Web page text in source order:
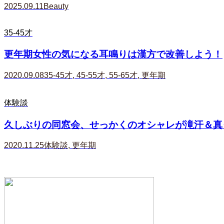
2025.09.11Beauty
35-45才
更年期女性の気になる耳鳴りは漢方で改善しよう！
2020.09.0835-45才, 45-55才, 55-65才, 更年期
体験談
久しぶりの同窓会、せっかくのオシャレが滝汗＆
2020.11.25体験談, 更年期